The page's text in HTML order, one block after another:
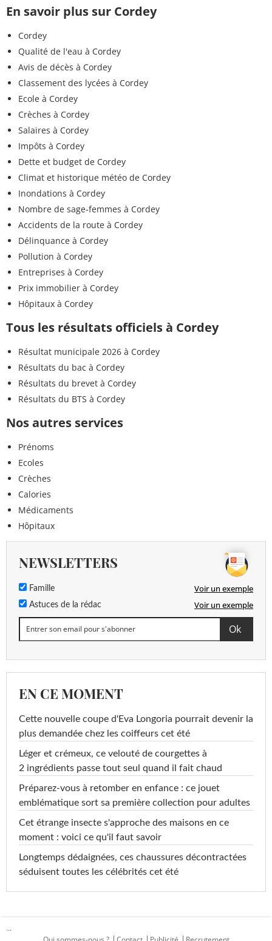
En savoir plus sur Cordey
Cordey
Qualité de l'eau à Cordey
Avis de décès à Cordey
Classement des lycées à Cordey
Ecole à Cordey
Crèches à Cordey
Salaires à Cordey
Impôts à Cordey
Dette et budget de Cordey
Climat et historique météo de Cordey
Inondations à Cordey
Nombre de sage-femmes à Cordey
Accidents de la route à Cordey
Délinquance à Cordey
Pollution à Cordey
Entreprises à Cordey
Prix immobilier à Cordey
Hôpitaux à Cordey
Tous les résultats officiels à Cordey
Résultat municipale 2026 à Cordey
Résultats du bac à Cordey
Résultats du brevet à Cordey
Résultats du BTS à Cordey
Nos autres services
Prénoms
Ecoles
Crèches
Calories
Médicaments
Hôpitaux
NEWSLETTERS
Famille Voir un exemple
Astuces de la rédac Voir un exemple
EN CE MOMENT
Cette nouvelle coupe d'Eva Longoria pourrait devenir la
plus demandée chez les coiffeurs cet été
Léger et crémeux, ce velouté de courgettes à
2 ingrédients passe tout seul quand il fait chaud
Préparez-vous à retomber en enfance : ce jouet
emblématique sort sa première collection pour adultes
Cet étrange insecte s'approche des maisons en ce
moment : voici ce qu'il faut savoir
Longtemps dédaignées, ces chaussures décontractées
séduisent toutes les célébrités cet été
...